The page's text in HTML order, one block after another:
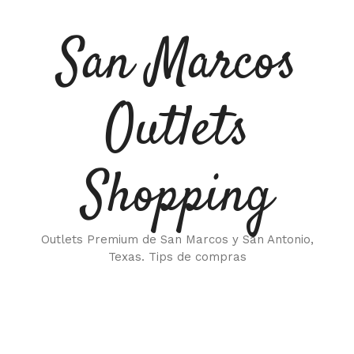
contenidoSan Marcos
Outlets
Shopping
Outlets Premium de San Marcos y San Antonio,
Texas. Tips de compras